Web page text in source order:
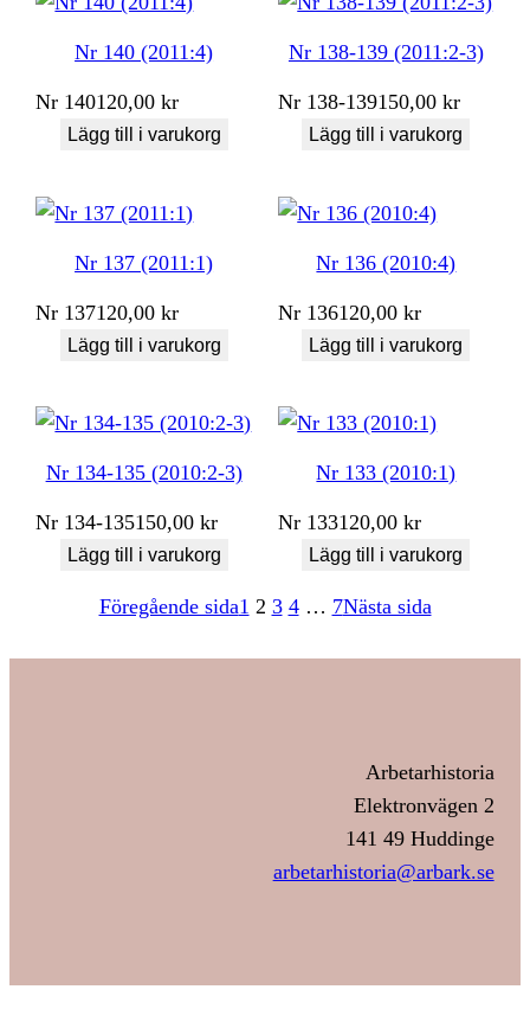
Nr 140 (2011:4)
Nr 140120,00kr
Lägg till i varukorg
Nr 138-139 (2011:2-3)
Nr 138-139150,00kr
Lägg till i varukorg
Nr 137 (2011:1)
Nr 137120,00kr
Lägg till i varukorg
Nr 136 (2010:4)
Nr 136120,00kr
Lägg till i varukorg
Nr 134-135 (2010:2-3)
Nr 134-135150,00kr
Lägg till i varukorg
Nr 133 (2010:1)
Nr 133120,00kr
Lägg till i varukorg
Föregående sida1 2 3 4 … 7Nästa sida
Arbetarhistoria
Elektronvägen 2
141 49 Huddinge
arbetarhistoria@arbark.se